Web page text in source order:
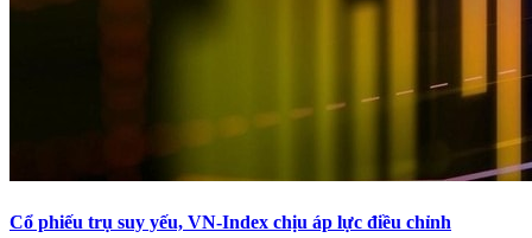
Cổ phiếu trụ suy yếu, VN-Index chịu áp lực điều chỉnh